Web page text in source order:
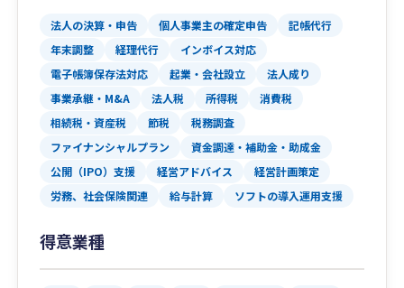
法人の決算・申告 個人事業主の確定申告
記帳代行
年末調整
経理代行
インボイス対応
電子帳簿保存法対応
起業・会社設立
法人成り
事業承継・M&A
法人税 所得税
消費税
相続税・資産税
節税
税務調査
ファイナンシャルプラン
資金調達・補助金・助成金
公開（IPO）支援
経営アドバイス
経営計画策定
労務、社会保険関連
給与計算 ソフトの導入運用支援
得意業種